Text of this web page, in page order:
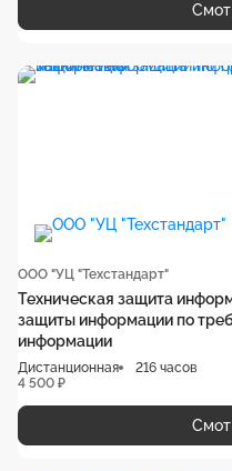
ООО "УЦ "Техстандарт"
Техническая защита
защиты информации по
информации
Дистанционная
216 часов
4 500 ₽